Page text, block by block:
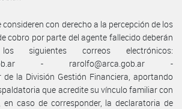
consideren con derecho a la percepción de los
cobro por parte del agente fallecido deberán
siguientes correos electrónicos:
- rarolfo@arca.gob.ar -
de la División Gestión Financiera, aportando
que acredite su vínculo familiar con
en caso de corresponder, la declaratoria de